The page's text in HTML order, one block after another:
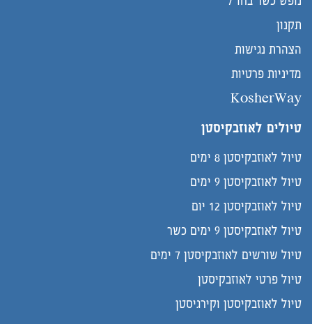
תקנון
הצהרת נגישות
מדיניות פרטיות
KosherWay
טיולים לאוזבקיסטן
טיול לאוזבקיסטן 8 ימים
טיול לאוזבקיסטן 9 ימים
טיול לאוזבקיסטן 12 יום
טיול לאוזבקיסטן 9 ימים כשר
טיול שורשים לאוזבקיסטן 7 ימים
טיול פרטי לאוזבקיסטן
טיול לאוזבקיסטן וקירגיסטן